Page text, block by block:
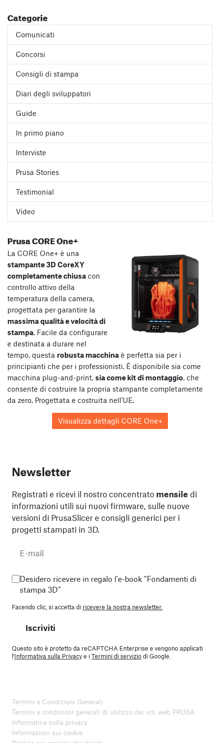
Categorie
Comunicati
Concorsi
Consigli di stampa
Diari degli sviluppatori
Guide
In primo piano
Interviste
Prusa Stories
Testimonial
Video
Prusa CORE One+
La CORE One+ è una
stampante 3D CoreXY
completamente chiusa con
controllo attivo della
temperatura della camera,
progettata per garantire la
massima qualità e velocità di
stampa . Facile da configurare
e destinata a durare nel
tempo, questa robusta macchina è perfetta sia per i
principianti che per i professionisti. È disponibile sia come
macchina plug-and-print, sia come kit di montaggio , che
consente di costruire la propria stampante completamente
da zero. Progettata e costruita nell’UE.
Visualizza dettagli CORE One+
Newsletter
Registrati e ricevi il nostro concentrato mensile di
informazioni utili sui nuovi firmware, sulle nuove
versioni di PrusaSlicer e consigli generici per i
progetti stampati in 3D.
Desidero ricevere in regalo l'e-book “Fondamenti di
stampa 3D”
Facendo clic, si accetta di ricevere la nostra newsletter.
Iscriviti
Questo sito è protetto da reCAPTCHA Enterprise e vengono applicati
l'Informativa sulla Privacye iTermini di serviziodi Google.
Termini e Condizioni Generali
Termini e condizioni generali di utilizzo dei siti web PRUSA
Informativa sulla privacy
Informazioni sui cookie